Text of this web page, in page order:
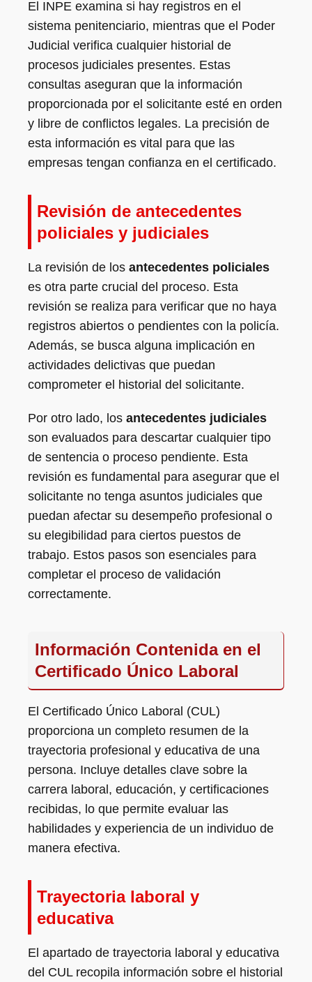
El INPE examina si hay registros en el
sistema penitenciario, mientras que el Poder
Judicial verifica cualquier historial de
procesos judiciales presentes. Estas
consultas aseguran que la información
proporcionada por el solicitante esté en orden
y libre de conflictos legales. La precisión de
esta información es vital para que las
empresas tengan confianza en el certificado.
Revisión de antecedentes
policiales y judiciales
La revisión de los antecedentes policiales
es otra parte crucial del proceso. Esta
revisión se realiza para verificar que no haya
registros abiertos o pendientes con la policía.
Además, se busca alguna implicación en
actividades delictivas que puedan
comprometer el historial del solicitante.
Por otro lado, los antecedentes judiciales
son evaluados para descartar cualquier tipo
de sentencia o proceso pendiente. Esta
revisión es fundamental para asegurar que el
solicitante no tenga asuntos judiciales que
puedan afectar su desempeño profesional o
su elegibilidad para ciertos puestos de
trabajo. Estos pasos son esenciales para
completar el proceso de validación
correctamente.
Información Contenida en el
Certificado Único Laboral
El Certificado Único Laboral (CUL)
proporciona un completo resumen de la
trayectoria profesional y educativa de una
persona. Incluye detalles clave sobre la
carrera laboral, educación, y certificaciones
recibidas, lo que permite evaluar las
habilidades y experiencia de un individuo de
manera efectiva.
Trayectoria laboral y
educativa
El apartado de trayectoria laboral y educativa
del CUL recopila información sobre el historial